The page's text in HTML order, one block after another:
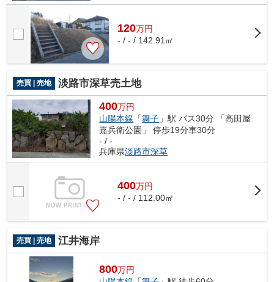
120万円
- / - / 142.91㎡
売買 | 売地 淡路市深草売土地
400万円
山陽本線 「舞子 」駅 バス30分 「高田屋
嘉兵衛公園」 停歩19分車30分
- / -
兵庫県淡路市深草
400万円
- / - / 112.00㎡
売買 | 売地 江井海岸
800万円